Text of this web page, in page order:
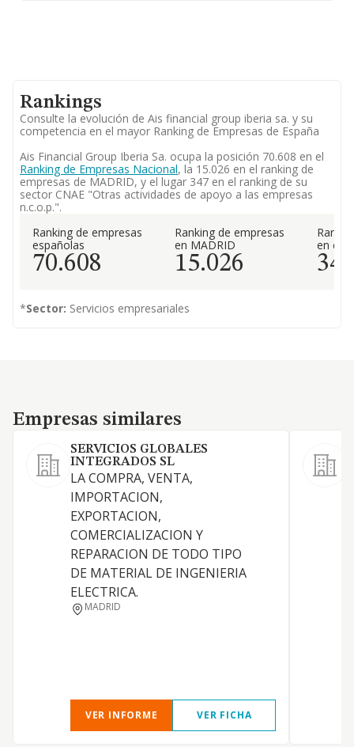
Rankings
Consulte la evolución de Ais financial group iberia sa. y su
competencia en el mayor Ranking de Empresas de España
Ais Financial Group Iberia Sa. ocupa la posición 70.608 en el
Ranking de Empresas Nacional, la 15.026 en el ranking de
empresas de MADRID, y el lugar 347 en el ranking de su
sector CNAE "Otras actividades de apoyo a las empresas
n.c.o.p.".
Ranking de empresas
españolas
70.608
Ranking de empresas
en MADRID
15.026
en el
347
*Sector: Servicios empresariales
Empresas similares
Empresas similares
SERVICIOS GLOBALES
INTEGRADOS SL
LA COMPRA, VENTA,
IMPORTACION,
EXPORTACION,
COMERCIALIZACION Y
REPARACION DE TODO TIPO
DE MATERIAL DE INGENIERIA
ELECTRICA.
MADRID
VER INFORME VER FICHA